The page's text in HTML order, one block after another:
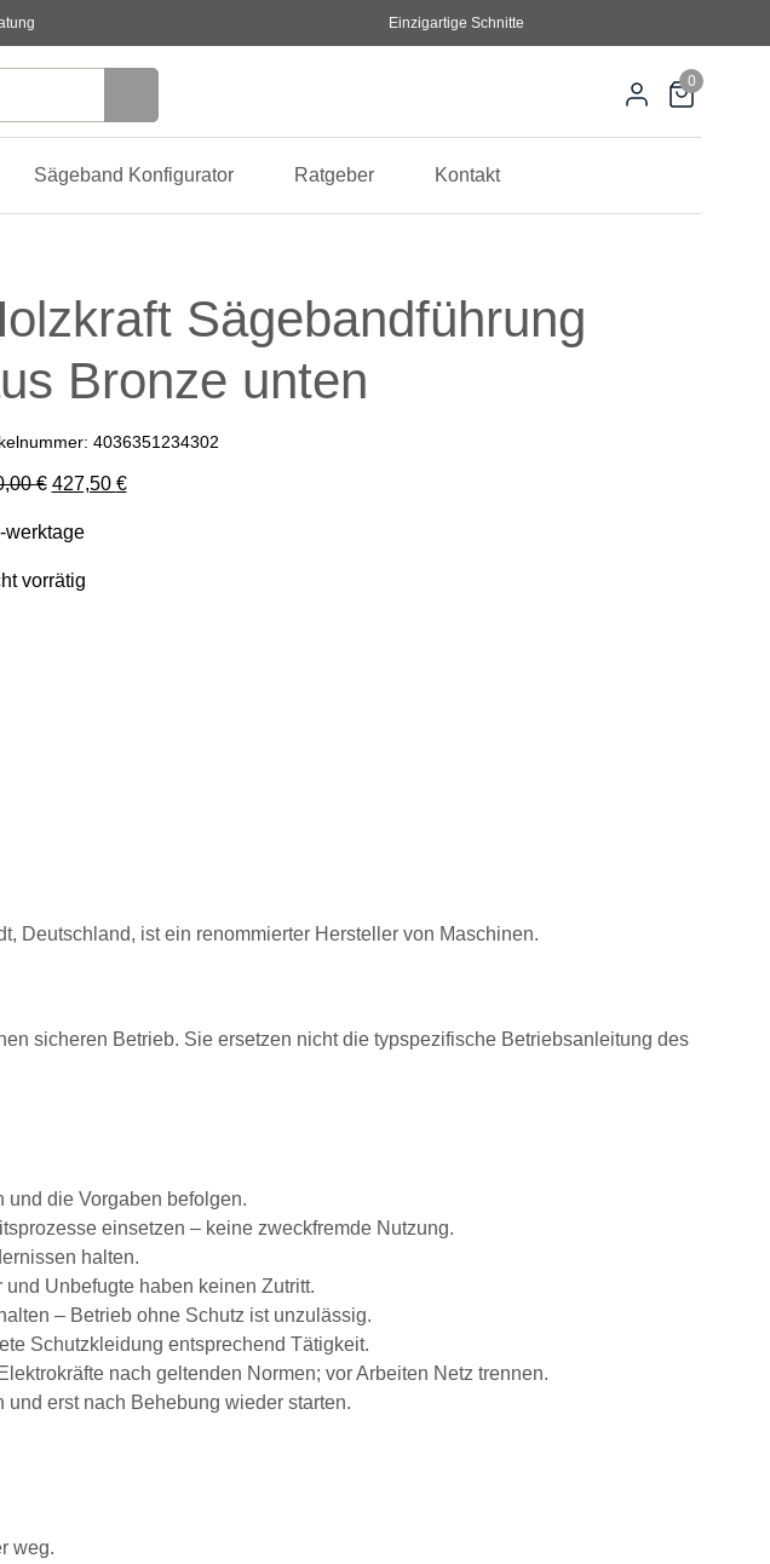
Einzigartige Schnitte
Sägeband Konfigurator Ratgeber Kontakt
0
Sägebandführung
Bronze unten
4036351234302
€ Ursprünglicher Preis war: 450,00 €
427,50 €Aktueller Preis ist: 427,50 €.
werktage
vorrätig
Deutschland, ist ein renommierter Hersteller von Maschinen.
sicheren Betrieb. Sie ersetzen nicht die typspezifische Betriebsanleitung des
die Vorgaben befolgen.
einsetzen – keine zweckfremde Nutzung.
halten.
Unbefugte haben keinen Zutritt.
– Betrieb ohne Schutz ist unzulässig.
Schutzkleidung entsprechend Tätigkeit.
nach geltenden Normen; vor Arbeiten Netz trennen.
erst nach Behebung wieder starten.
weg.